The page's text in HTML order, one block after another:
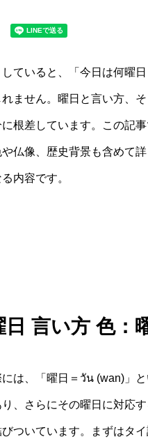
ていると、「今日は何曜
ません。曜日と言い方、
根差しています。この記
仏像、歴史背景も含めて
内容です。
日 言い方 色：
は、「曜日＝วัน (wan)」
、さらにその曜日に対応
ついています。まずはタ